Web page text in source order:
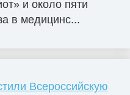
и около пяти
в медицинс...
Всероссийскую